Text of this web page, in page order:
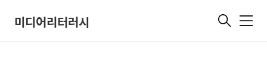
미디어리터러시 메